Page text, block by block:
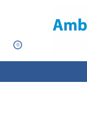
0